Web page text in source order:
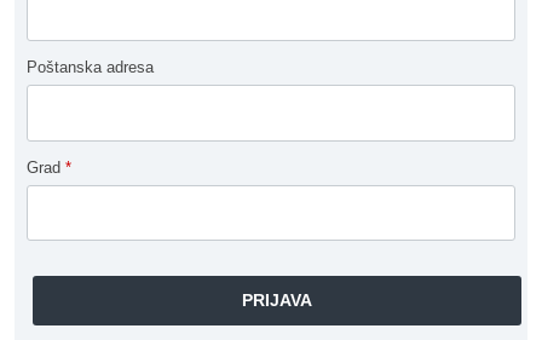
Poštanska adresa
Grad *